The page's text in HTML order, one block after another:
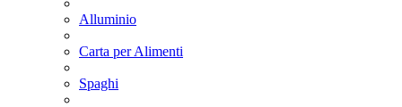
Alluminio
Carta per Alimenti
Spaghi